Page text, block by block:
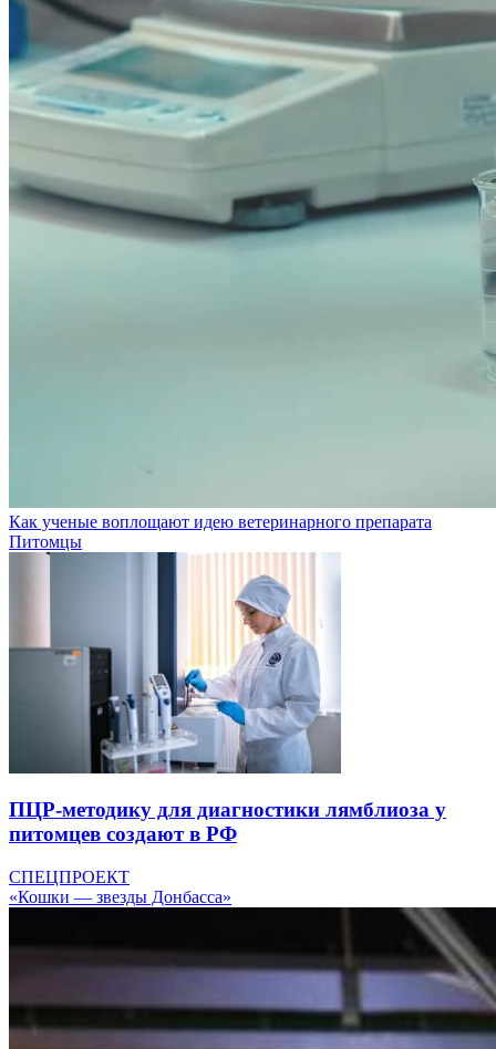
Как ученые воплощают идею ветеринарного препарата
Питомцы
ПЦР-методику для диагностики лямблиоза у
питомцев создают в РФ
СПЕЦПРОЕКТ
«Кошки — звезды Донбасса»